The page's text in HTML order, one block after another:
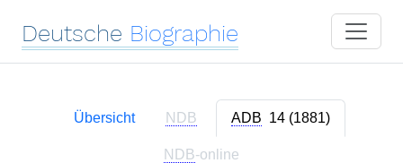
Deutsche Biographie
Übersicht NDB ADB 14 (1881)
NDB-online